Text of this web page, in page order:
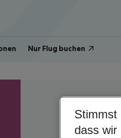
Nur Flug buchen
Stimmst
dass wir